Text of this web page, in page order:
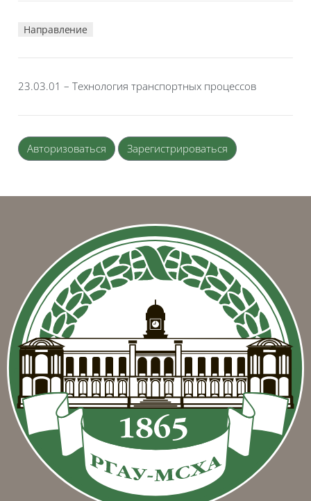
Направление
23.03.01 – Технология транспортных процессов
Авторизоваться Зарегистрироваться